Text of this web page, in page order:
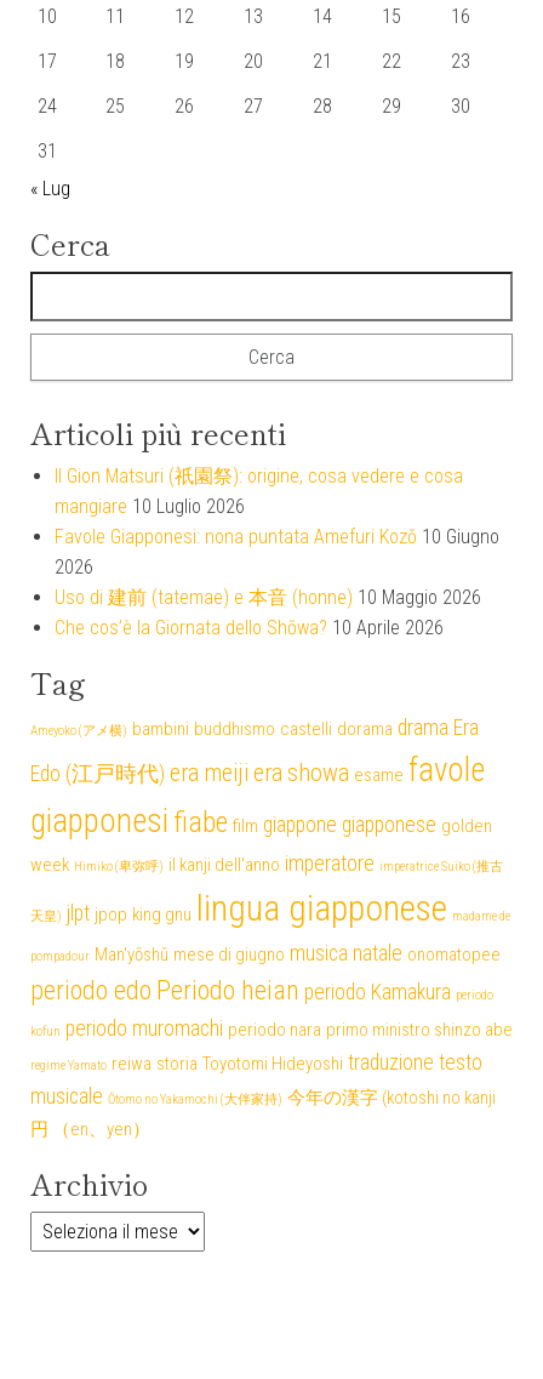
10
11 12 13 14 15
16
17
18 19 20 21 22
23
24
25 26 27 28 29
30
31
« Lug
Cerca
Articoli più recenti
Il Gion Matsuri (祇園祭): origine, cosa vedere e cosa
mangiare 10 Luglio 2026
Favole Giapponesi: nona puntata Amefuri Kozō 10 Giugno
2026
Uso di 建前 (tatemae) e 本音 (honne) 10 Maggio 2026
Che cos’è la Giornata dello Shōwa? 10 Aprile 2026
Tag
Ameyoko (アメ横) bambini buddhismo castelli dorama drama Era
Edo (江戸時代) era meiji era showa esame favole
giapponesi fiabe film giappone giapponese golden
week Himiko (卑弥呼) il kanji dell'anno imperatore imperatrice Suiko (推古
天皇) jlpt jpop king gnu lingua giapponese madame de
pompadour Man'yōshū mese di giugno musica natale onomatopee
periodo edo Periodo heian periodo Kamakura periodo
kofun periodo muromachi periodo nara primo ministro shinzo abe
regime Yamato reiwa storia Toyotomi Hideyoshi traduzione testo
musicale Ōtomo no Yakamochi (大伴家持) 今年の漢字 (kotoshi no kanji
円 （en、yen）
Archivio
Archivio